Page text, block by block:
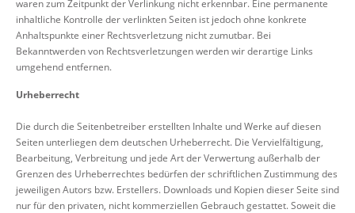
waren zum Zeitpunkt der Verlinkung nicht erkennbar. Eine permanente
inhaltliche Kontrolle der verlinkten Seiten ist jedoch ohne konkrete
Anhaltspunkte einer Rechtsverletzung nicht zumutbar. Bei
Bekanntwerden von Rechtsverletzungen werden wir derartige Links
umgehend entfernen.
Urheberrecht
Die durch die Seitenbetreiber erstellten Inhalte und Werke auf diesen
Seiten unterliegen dem deutschen Urheberrecht. Die Vervielfältigung,
Bearbeitung, Verbreitung und jede Art der Verwertung außerhalb der
Grenzen des Urheberrechtes bedürfen der schriftlichen Zustimmung des
jeweiligen Autors bzw. Erstellers. Downloads und Kopien dieser Seite sind
nur für den privaten, nicht kommerziellen Gebrauch gestattet. Soweit die